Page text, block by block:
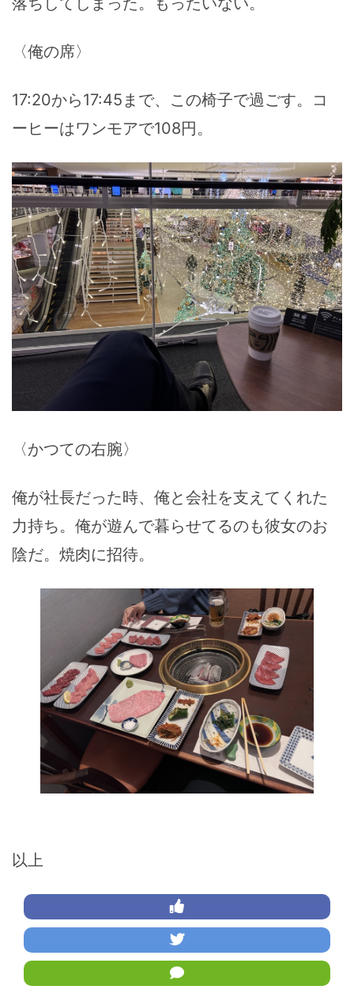
〈俺の席〉
17:20から17:45まで、この椅子で過ごす。コ
ーヒーはワンモアで108円。
〈かつての右腕〉
俺が社長だった時、俺と会社を支えてくれた
力持ち。俺が遊んで暮らせてるのも彼女のお
陰だ。焼肉に招待。
以上